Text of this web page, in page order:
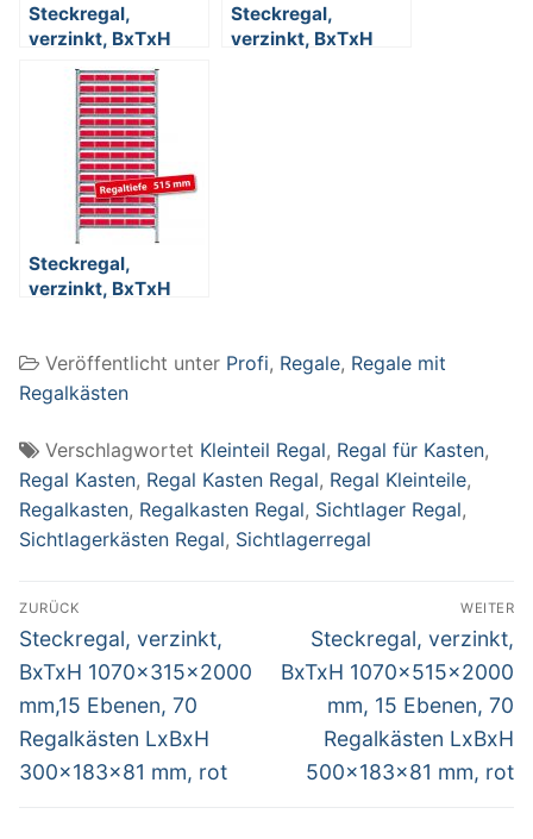
Steckregal,
verzinkt, BxTxH
1070x515x2000
mm, mit
Regalkästen LxBxH
500x91x81 mm
Steckregal,
verzinkt, BxTxH
Steckregal,
verzinkt, BxTxH
Regalkästen LxBxH
500x183x81 mm,
Veröffentlicht unter Profi, Regale, Regale mit
Regalkästen
Verschlagwortet Kleinteil Regal, Regal für Kasten,
Regal Kasten, Regal Kasten Regal, Regal Kleinteile,
Regalkasten, Regalkasten Regal, Sichtlager Regal,
Sichtlagerkästen Regal, Sichtlagerregal
Beitragsnavigation
ZURÜCK
Vorheriger
Beitrag:
Steckregal, verzinkt,
BxTxH 1070x315x2000
mm,15 Ebenen, 70
Regalkästen LxBxH
300x183x81 mm, rot
WEITER
Nächster
Beitrag:
Steckregal, verzinkt,
BxTxH 1070x515x2000
mm, 15 Ebenen, 70
Regalkästen LxBxH
500x183x81 mm, rot